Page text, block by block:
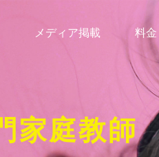
メディア掲載 料金
家庭教師